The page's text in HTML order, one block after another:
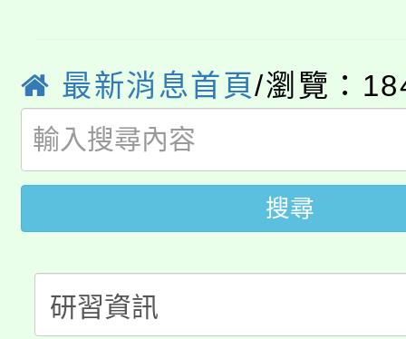
局官網。
8月14至27日，桃園電
開!
115年桃園市運動會8/
田徑場及游泳池舉行。
桃園市低收入戶享有免
視費優惠，中低收入戶
半價優惠，詳情可洽有
者。
大園自造教育及科技
份教師研習
淨零綠生活教案入校路
最新消息首頁/瀏覽：
搜尋